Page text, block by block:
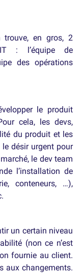
trouve, en gros, 2
: l’équipe de
des opérations
le produit
cela, les devs,
du produit et les
désir urgent pour
le dev team
l’installation de
conteneurs, …),
un certain niveau
(non ce n’est
fournie au client.
aux changements.